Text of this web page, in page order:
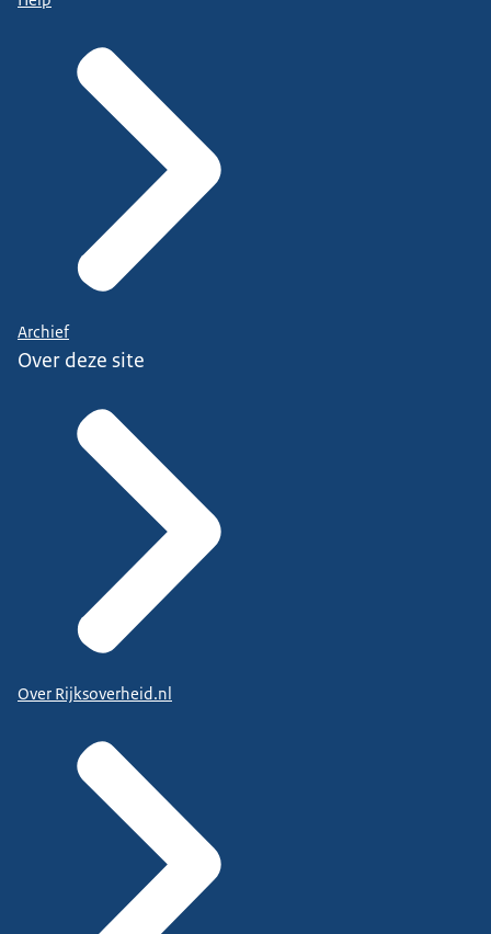
Archief
Over deze site
Over Rijksoverheid.nl